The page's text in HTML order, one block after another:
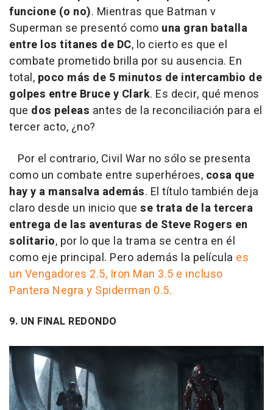
funcione (o no). Mientras que Batman v
Superman se presentó como una gran batalla
entre los titanes de DC, lo cierto es que el
combate prometido brilla por su ausencia. En
total, poco más de 5 minutos de intercambio de
golpes entre Bruce y Clark. Es decir, qué menos
que dos peleas antes de la reconciliación para el
tercer acto, ¿no?
Por el contrario, Civil War no sólo se presenta
como un combate entre superhéroes, cosa que
hay y a mansalva además. El título también deja
claro desde un inicio que se trata de la tercera
entrega de las aventuras de Steve Rogers en
solitario, por lo que la trama se centra en él
como eje principal. Pero además la película es
un Vengadores 2.5, Iron Man 3.5 e incluso
Pantera Negra y Spiderman 0.5.
9. UN FINAL REDONDO